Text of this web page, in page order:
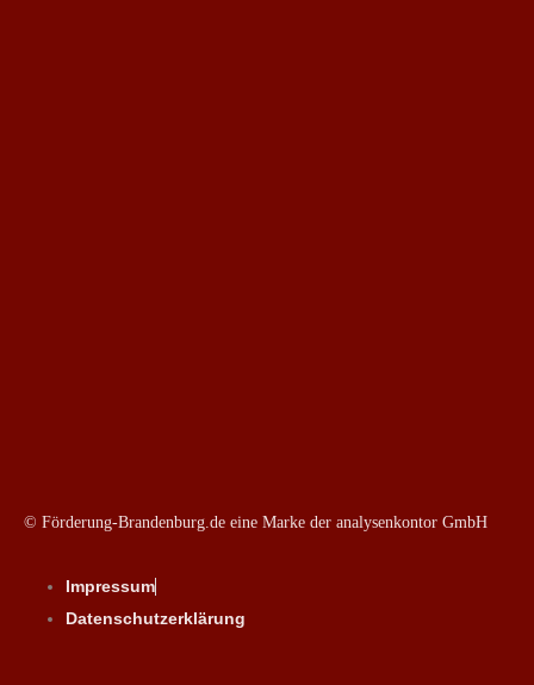
© Förderung-Brandenburg.de eine Marke der analysenkontor GmbH
Impressum
Datenschutzerklärung